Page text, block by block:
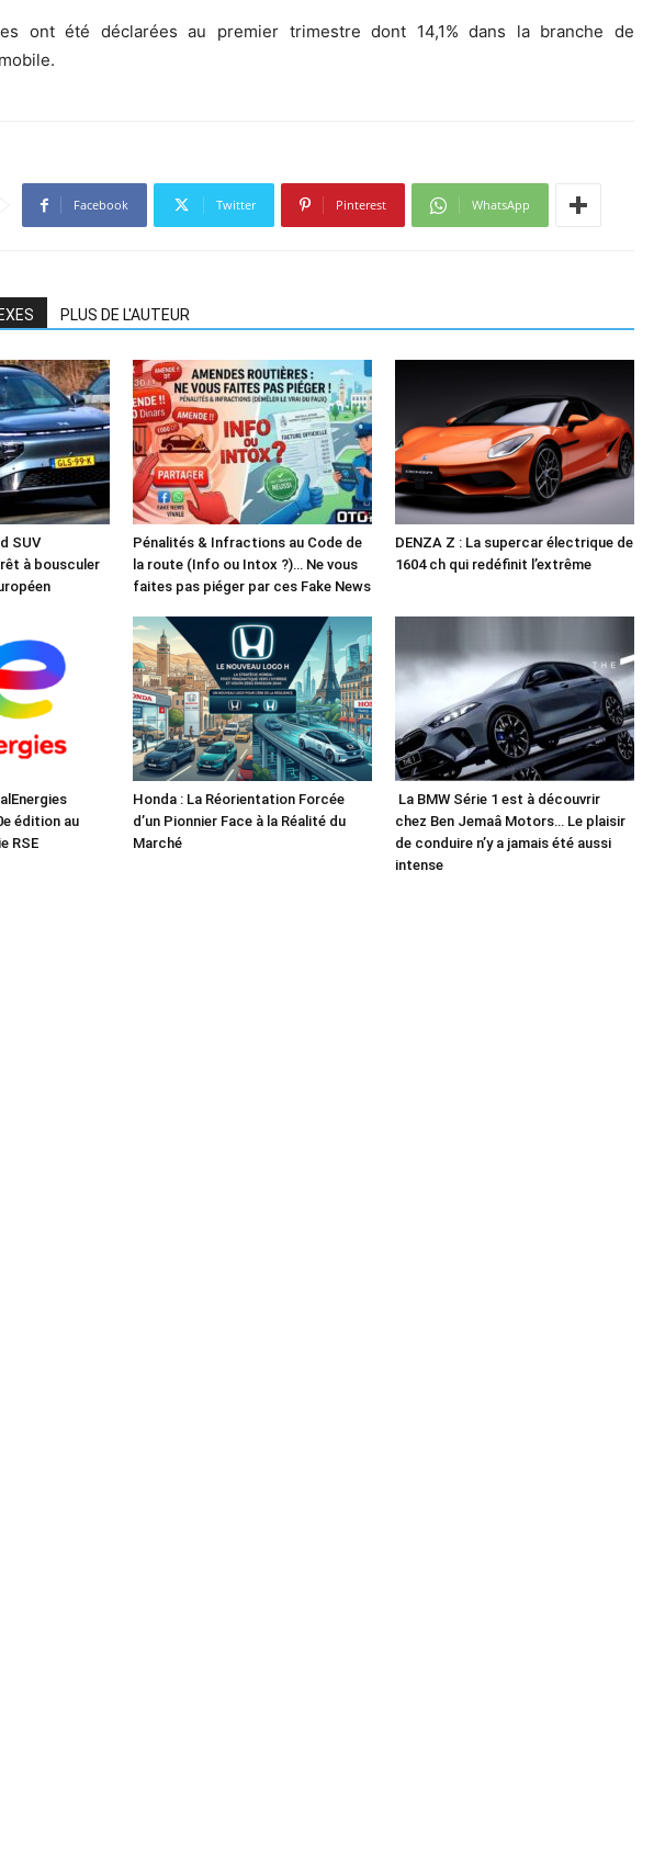
ont été déclarées au premier trimestre dont 14,1% dans la branche de
Facebook Twitter Pinterest WhatsApp
PLUS DE L'AUTEUR
SUV
à bousculer
Pénalités & Infractions au Code de
la route (Info ou Intox ?)… Ne vous
faites pas piéger par ces Fake News
DENZA Z : La supercar électrique de
1604 ch qui redéfinit l’extrême
édition au
RSE
Honda : La Réorientation Forcée
d’un Pionnier Face à la Réalité du
Marché
La BMW Série 1 est à découvrir
chez Ben Jemaâ Motors… Le plaisir
de conduire n’y a jamais été aussi
intense